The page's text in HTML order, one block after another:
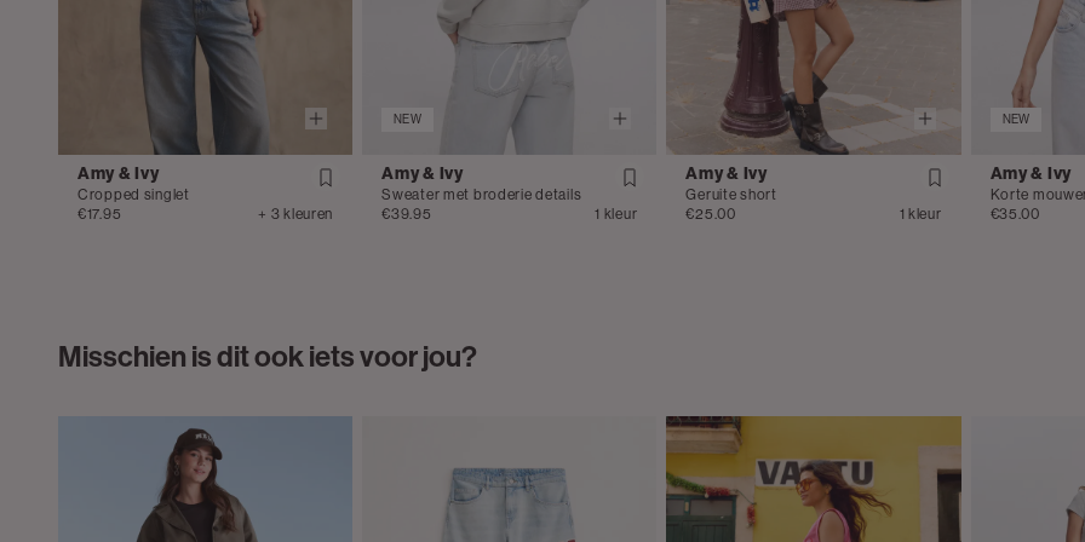
Amy & Ivy
Cropped singlet
€17.95
+ 3 kleuren
NEW
Amy & Ivy
Sweater met broderie details
€39.95
1 kleur
Amy & Ivy
Geruite short
€25.00
1 kleur
NEW
Amy & Ivy
Korte
€35.00
Misschien is dit ook iets voor jou?